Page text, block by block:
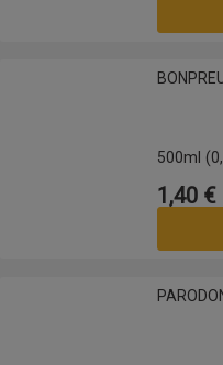
BONPREU Elixir bucal júnior
500ml
Preu
1,40 €
PARODONTAX Elixir bucal